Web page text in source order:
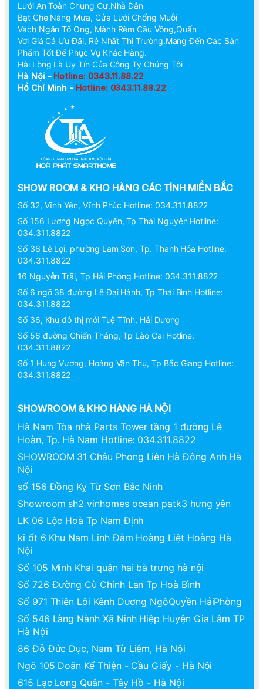
Lưới An Toàn Chung Cư,Nhà Dân
Bạt Che Nắng Mưa, Cửa Lưới Chống Muỗi
Vách Ngăn Tổ Ong, Mành Rèm Cầu Vồng,Quấn
Với Giá Cả Ưu Đãi, Rẻ Nhất Thị Trường.Mang Đến Các Sản
Phẩm Tốt Để Phục Vụ Khác Hàng.
Hài Lòng Là Uy Tín Của Công Ty Chúng Tôi
Hà Nội - Hotline: 0343.11.88.22
Hồ Chí Minh - Hotline: 0343.11.88.22
SHOW ROOM & KHO HÀNG CÁC TỈNH MIỀN BẮC
Số 32, Vĩnh Yên, Vĩnh Phúc Hotline: 034.311.8822
Số 156 Lương Ngọc Quyến, Tp Thái Nguyên Hotline:
034.311.8822
Số 36 Lê Lợi, phường Lam Sơn, Tp. Thanh Hóa Hotline:
034.311.8822
16 Nguyễn Trãi, Tp Hải Phòng Hotline: 034.311.8822
Số 6 ngõ 38 đường Lê Đại Hành, Tp Thái Bình Hotline:
034.311.8822
Số 36, Khu đô thị mới Tuệ Tĩnh, Hải Dương
Số 56 đường Chiến Thắng, Tp Lào Cai Hotline:
034.311.8822
Số 1 Hung Vương, Hoàng Văn Thụ, Tp Bắc Giang Hotline:
034.311.8822
SHOWROOM & KHO HÀNG HÀ NỘI
Hà Nam Tòa nhà Parts Tower tầng 1 đường Lê
Hoàn, Tp. Hà Nam Hotline: 034.311.8822
SHOWROOM 31 Châu Phong Liên Hà Đông Anh Hà
Nội
số 156 Đồng Kỵ Từ Sơn Bắc Ninh
Showroom sh2 vinhomes ocean patk3 hưng yên
LK 06 Lộc Hoà Tp Nam Định
ki ốt 6 Khu Nam Linh Đàm Hoàng Liệt Hoàng Hà
Nội
Số 105 Minh Khai quận hai bà trưng hà nội
Số 726 Đường Cù Chính Lan Tp Hoà Bình
Số 971 Thiên Lôi Kênh Dương NgôQuyền HảiPhòng
Số 546 Làng Nành Xã Ninh Hiệp Huyện Gia Lâm TP
Hà Nội
86 Đỗ Đức Dục, Nam Từ Liêm, Hà Nội
Ngõ 105 Doãn Kế Thiện - Cầu Giấy - Hà Nội
615 Lạc Long Quân - Tây Hồ - Hà Nội